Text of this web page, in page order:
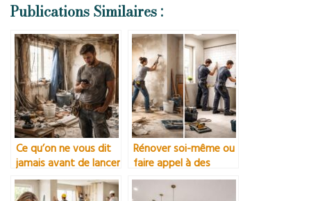
Publications Similaires :
Ce qu’on ne vous dit
jamais avant de lancer
une rénovation
complète
Rénover soi-même ou
faire appel à des
artisans